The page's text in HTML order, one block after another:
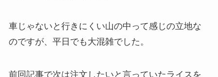
車じゃないと行きにくい山の中って感じの立地な
のですが、平日でも大混雑でした。
前回記事で次は注文したいと言っていたライスを